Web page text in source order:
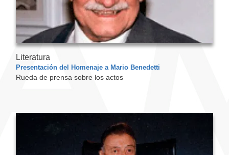
Literatura
Presentación del Homenaje a Mario Benedetti
Rueda de prensa sobre los actos